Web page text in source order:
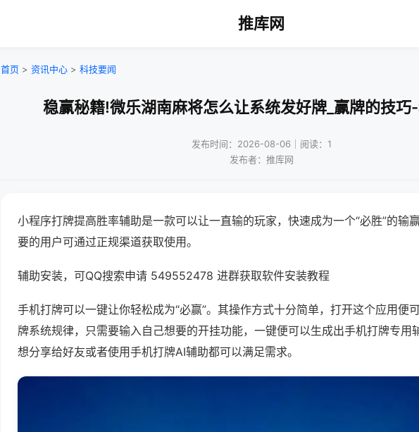
推库网
首页 > 资讯中心 > 科技要闻
稳赢秘籍!微乐湖南麻将怎么让系统发好牌_赢牌的技巧
发布时间：2026-08-06｜阅读：1
发布者：推库网
小程序打牌提高胜率辅助是一款可以让一直输的玩家，快速成为一个“必胜”的输
要的用户可通过正规渠道获取使用。
辅助安装，可QQ搜索申请 549552478 进群获取软件安装教程
手机打牌可以一键让你轻松成为“必赢”。其操作方式十分简单，打开这个应用便
牌系统规律，只需要输入自己想要的开挂功能，一键便可以生成出手机打牌专用
想分享给好友或者使用手机打牌AI辅助都可以满足需求。